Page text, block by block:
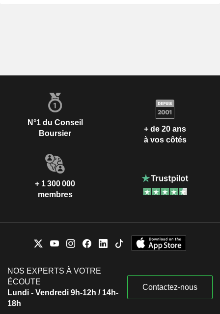
N°1 du Conseil
Boursier
+ de 20 ans
à vos côtés
+ 1 300 000
membres
NOS EXPERTS À VOTRE
ÉCOUTE
Lundi - Vendredi 9h-12h / 14h-
18h
Contactez-nous